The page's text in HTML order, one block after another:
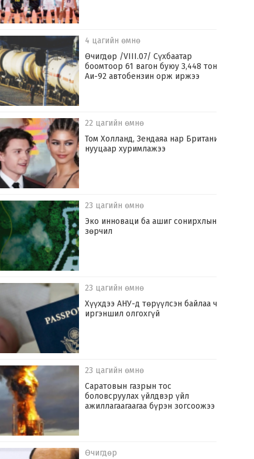
4 цагийн өмнө
Өчигдөр /VIII.07/ Сүхбаатар
боомтоор 61 вагон буюу 3,448 тонн
Аи-92 автобензин орж иржээ
22 цагийн өмнө
Том Холланд, Зендаяа нар Британид
нууцаар хуримлажээ
23 цагийн өмнө
Эко инноваци ба ашиг сонирхлын
зөрчил
23 цагийн өмнө
Хүүхдээ АНУ-д төрүүлсэн байлаа ч
иргэншил олгохгүй
23 цагийн өмнө
Саратовын газрын тос
боловсруулах үйлдвэр үйл
ажиллагаагаагаа бүрэн зогсоожээ
Өчигдөр